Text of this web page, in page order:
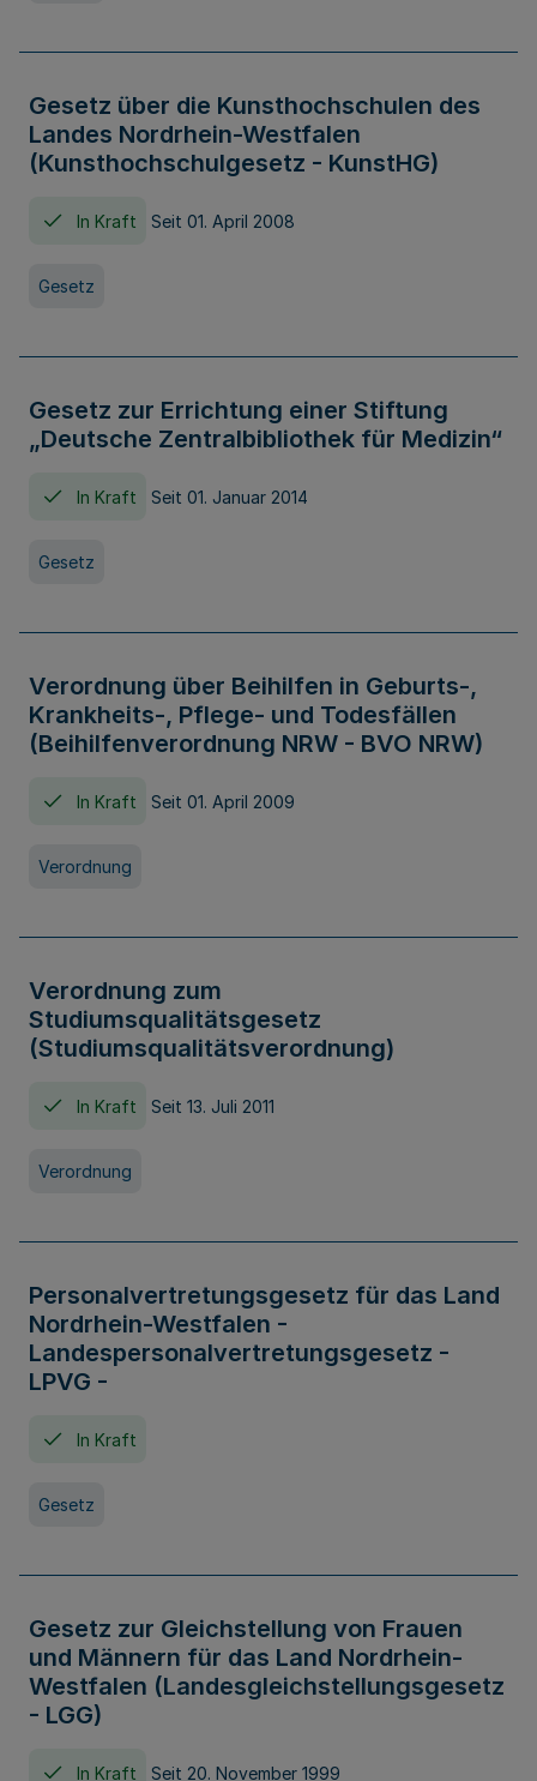
Gesetz über die Kunsthochschulen des
Landes Nordrhein-Westfalen
(Kunsthochschulgesetz - KunstHG)
In Kraft Seit 01. April 2008
Gesetz
Gesetz zur Errichtung einer Stiftung
„Deutsche Zentralbibliothek für Medizin“
In Kraft Seit 01. Januar 2014
Gesetz
Verordnung über Beihilfen in Geburts-,
Krankheits-, Pflege- und Todesfällen
(Beihilfenverordnung NRW - BVO NRW)
In Kraft Seit 01. April 2009
Verordnung
Verordnung zum
Studiumsqualitätsgesetz
(Studiumsqualitätsverordnung)
In Kraft Seit 13. Juli 2011
Verordnung
Personalvertretungsgesetz für das Land
Nordrhein-Westfalen -
Landespersonalvertretungsgesetz -
LPVG -
In Kraft
Gesetz
Gesetz zur Gleichstellung von Frauen
und Männern für das Land Nordrhein-
Westfalen (Landesgleichstellungsgesetz
- LGG)
In Kraft Seit 20. November 1999